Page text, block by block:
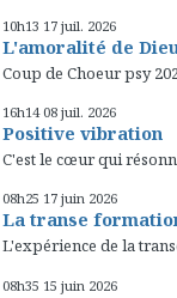
10h13 17 juil. 2026
L'amoralité de Dieu
Coup de Choeur psy
16h14 08 juil. 2026
Positive vibration
C'est le cœur qui
08h25 17 juin 2026
La transe
L'expérience de la
08h35 15 juin 2026